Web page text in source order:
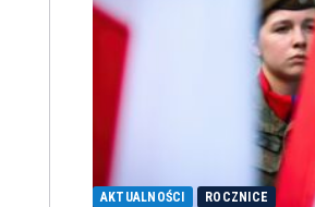
AKTUALNOŚCI ROCZNICE